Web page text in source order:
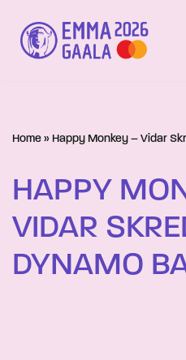
Siirry
suoraan
Home » Happy Monkey – Vidar
HAPPY
VIDAR
DYNAMO